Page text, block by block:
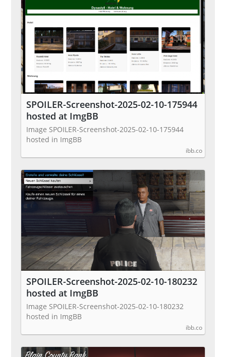
SPOILER-Screenshot-2025-02-10-175944
hosted at ImgBB
Image SPOILER-Screenshot-2025-02-10-175944
hosted in ImgBB
ibb.co
SPOILER-Screenshot-2025-02-10-180232
hosted at ImgBB
Image SPOILER-Screenshot-2025-02-10-180232
hosted in ImgBB
ibb.co